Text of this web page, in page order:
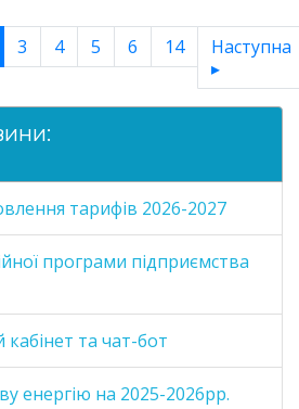
3 4 5 6 14
Наступна
▸
тарифів 2026-2027
програми підприємства
та чат-бот
енергію на 2025-2026рр.